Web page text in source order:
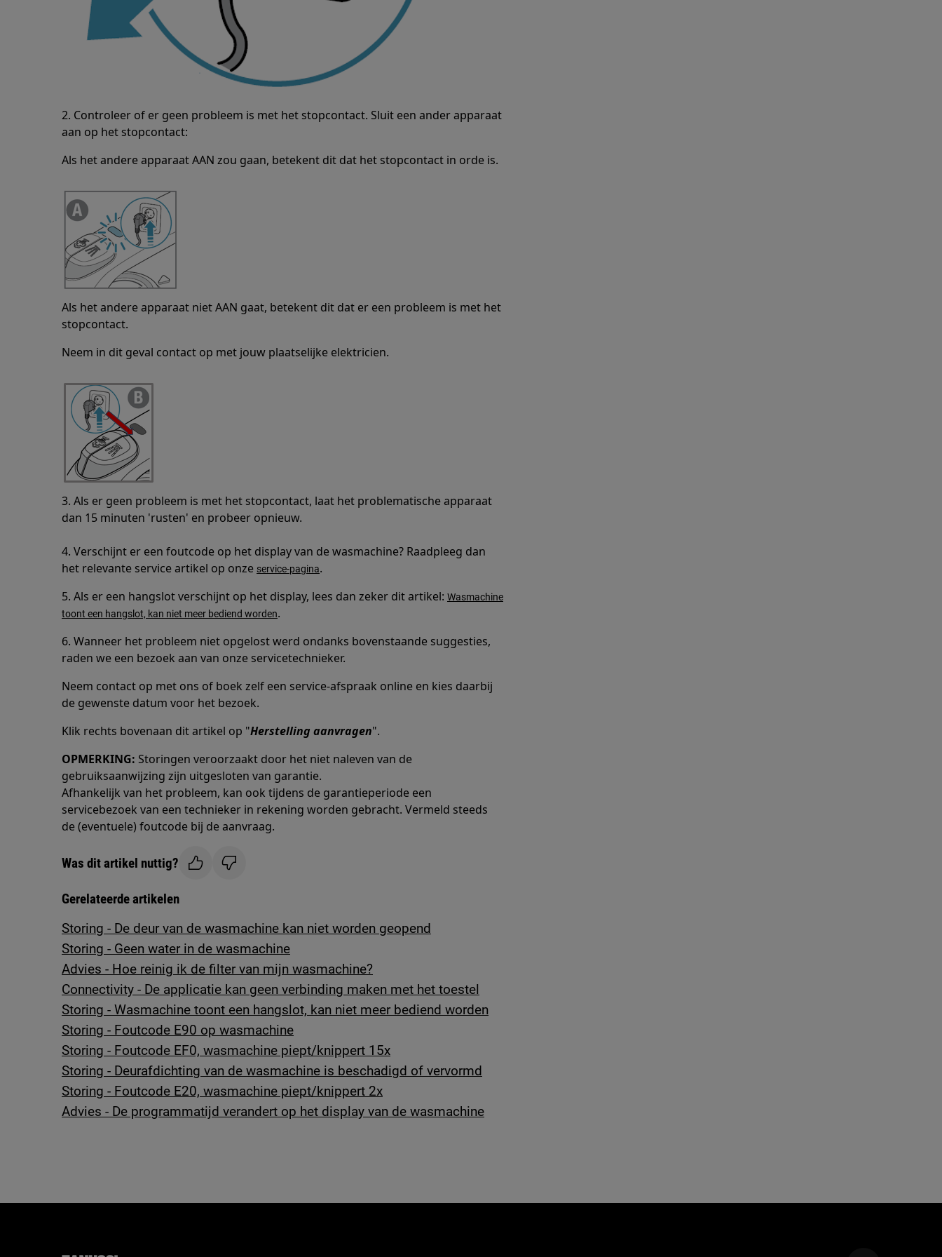
2. Controleer of er geen probleem is met het stopcontact. Sluit een ander apparaat
aan op het stopcontact:
Als het andere apparaat AAN zou gaan, betekent dit dat het stopcontact in orde is.
Als het andere apparaat niet AAN gaat, betekent dit dat er een probleem is met het
stopcontact.
Neem in dit geval contact op met jouw plaatselijke elektricien.
3. Als er geen probleem is met het stopcontact, laat het problematische apparaat
dan 15 minuten 'rusten' en probeer opnieuw.
4. Verschijnt er een foutcode op het display van de wasmachine? Raadpleeg dan
het relevante service artikel op onze service-pagina.
5. Als er een hangslot verschijnt op het display, lees dan zeker dit artikel: Wasmachine
toont een hangslot, kan niet meer bediend worden.
6. Wanneer het probleem niet opgelost werd ondanks bovenstaande suggesties,
raden we een bezoek aan van onze servicetechnieker.
Neem contact op met ons of boek zelf een service-afspraak online en kies daarbij
de gewenste datum voor het bezoek.
Klik rechts bovenaan dit artikel op "Herstelling aanvragen".
OPMERKING: Storingen veroorzaakt door het niet naleven van de
gebruiksaanwijzing zijn uitgesloten van garantie.
Afhankelijk van het probleem, kan ook tijdens de garantieperiode een
servicebezoek van een technieker in rekening worden gebracht. Vermeld steeds
de (eventuele) foutcode bij de aanvraag.
Was dit artikel nuttig?
Gerelateerde artikelen
Storing - De deur van de wasmachine kan niet worden geopend
Storing - Geen water in de wasmachine
Advies - Hoe reinig ik de filter van mijn wasmachine?
Connectivity - De applicatie kan geen verbinding maken met het toestel
Storing - Wasmachine toont een hangslot, kan niet meer bediend worden
Storing - Foutcode E90 op wasmachine
Storing - Foutcode EF0, wasmachine piept/knippert 15x
Storing - Deurafdichting van de wasmachine is beschadigd of vervormd
Storing - Foutcode E20, wasmachine piept/knippert 2x
Advies - De programmatijd verandert op het display van de wasmachine